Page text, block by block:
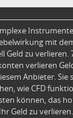
mit
Geld zu verlieren.
verlieren
Anbieter. Sie
wie CFD
können, das
Geld zu verlieren.